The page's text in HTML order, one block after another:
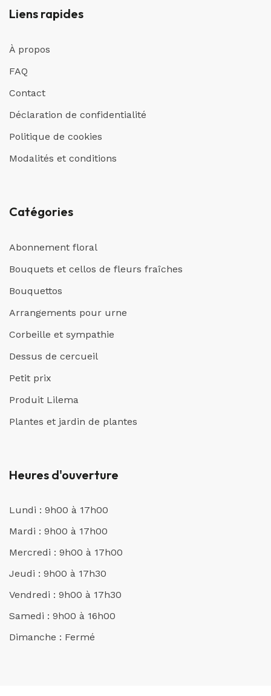
Liens rapides
À propos
FAQ
Contact
Déclaration de confidentialité
Politique de cookies
Modalités et conditions
Catégories
Abonnement floral
Bouquets et cellos de fleurs fraîches
Bouquettos
Arrangements pour urne
Corbeille et sympathie
Dessus de cercueil
Petit prix
Produit Lilema
Plantes et jardin de plantes
Heures d'ouverture
Lundi : 9h00 à 17h00
Mardi : 9h00 à 17h00
Mercredi : 9h00 à 17h00
Jeudi : 9h00 à 17h30
Vendredi : 9h00 à 17h30
Samedi : 9h00 à 16h00
Dimanche : Fermé